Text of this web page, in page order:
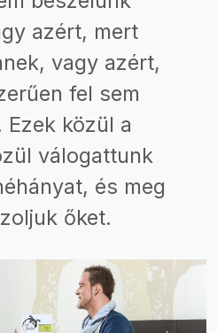
azért, mert
vagy azért,
fel sem
Ezek közül a
válogattunk
és meg
őket.